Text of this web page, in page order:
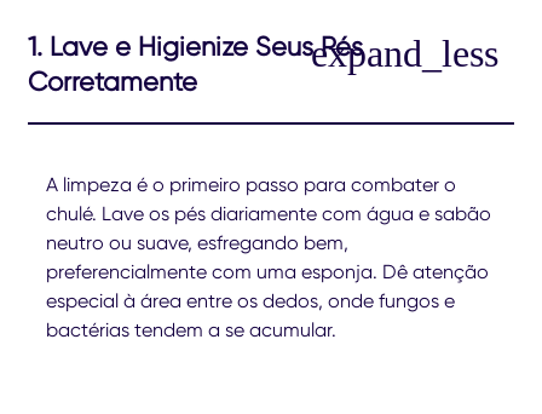
1. Lave e Higienize Seus Pés
Corretamente
A limpeza é o primeiro passo para combater o
chulé. Lave os pés diariamente com água e sabão
neutro ou suave, esfregando bem,
preferencialmente com uma esponja. Dê atenção
especial à área entre os dedos, onde fungos e
bactérias tendem a se acumular.